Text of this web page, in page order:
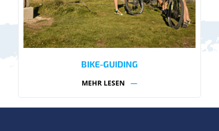
BIKE-GUIDING
MEHR LESEN —